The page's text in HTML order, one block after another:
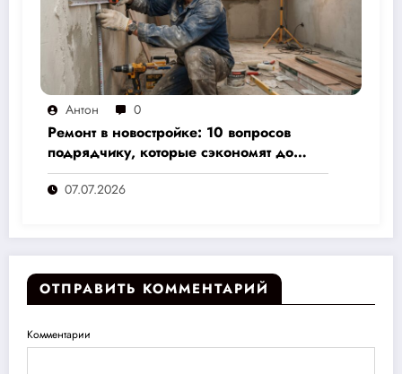
Антон 0
Ремонт в новостройке: 10 вопросов
подрядчику, которые сэкономят до
30% бюджета и избавят от головной
боли07.07.2026
ОТПРАВИТЬ КОММЕНТАРИЙ
Комментарии